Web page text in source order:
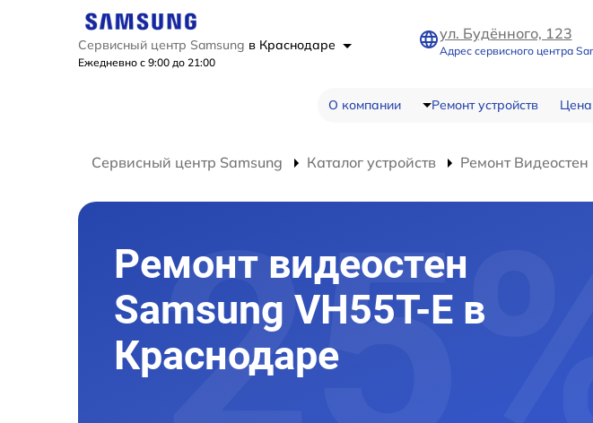
Сервисный центр Samsung в Краснодаре
Ежедневно с 9:00 до 21:00
ул. Будённого, 123
Адрес сервисного центра
О компании Ремонт устройств
Сервисный центр Samsung Каталог устройств Ремонт Видеостен
Ремонт видеостен
Samsung VH55T-E в
Краснодаре